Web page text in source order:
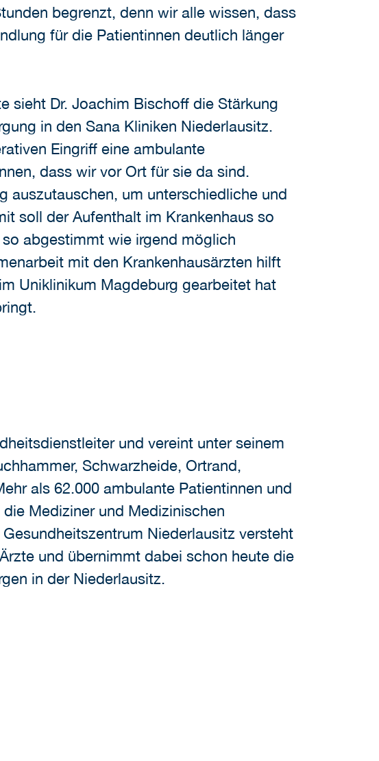
begrenzt, denn wir alle wissen, dass
für die Patientinnen deutlich länger
sieht Dr. Joachim Bischoff die Stärkung
in den Sana Kliniken Niederlausitz.
Eingriff eine ambulante
dass wir vor Ort für sie da sind.
auszutauschen, um unterschiedliche und
soll der Aufenthalt im Krankenhaus so
abgestimmt wie irgend möglich
mit den Krankenhausärzten hilft
Uniklinikum Magdeburg gearbeitet hat
und vereint unter seinem
Schwarzheide, Ortrand,
als 62.000 ambulante Patientinnen und
Mediziner und Medizinischen
Niederlausitz versteht
und übernimmt dabei schon heute die
in der Niederlausitz.